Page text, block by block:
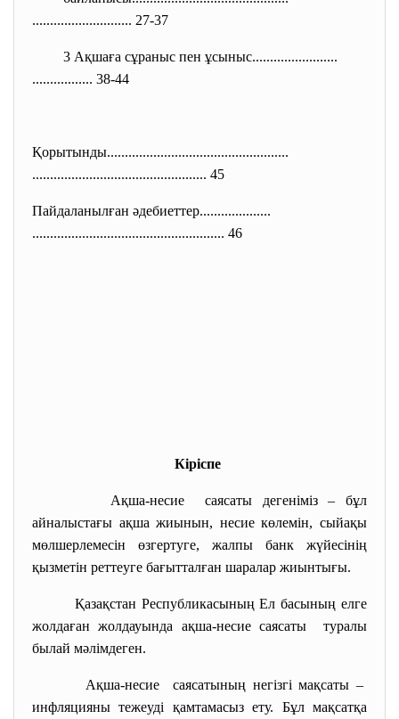
............................ 27-37
3 Ақшаға сұраныс пен ұсыныс........................
................. 38-44
Қорытынды...................................................
................................................. 45
Пайдаланылған әдебиеттер....................
...................................................... 46
Кіріспе
Ақша-несие саясаты дегеніміз – бұл
айналыстағы ақша жиынын, несие көлемін, сыйақы
мөлшерлемесін өзгертуге, жалпы банк жүйесінің
қызметін реттеуге бағытталған шаралар жиынтығы.
Қазақстан Республикасының Ел басының елге
жолдаған жолдауында ақша-несие саясаты туралы
былай мәлімдеген.
Ақша-несие саясатының негізгі мақсаты –
инфляцияны тежеуді қамтамасыз ету. Бұл мақсатқа